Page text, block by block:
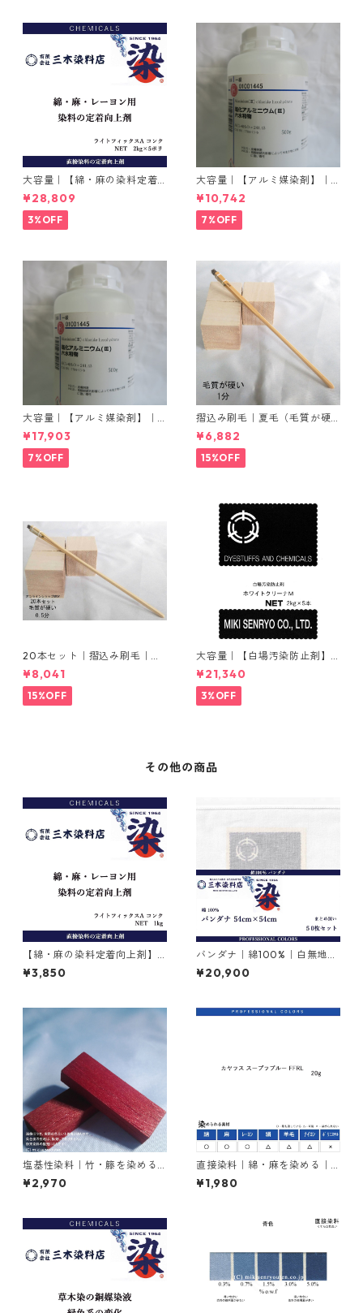
大容量｜【綿・麻の染料定着
向上剤】｜2kg×5本｜ライト
フィックスAコンク
¥28,809
3%OFF
大容量｜【アルミ媒染剤】｜5
00g−3本入り｜塩化アルミニ
ウム
¥10,742
7%OFF
大容量｜【アルミ媒染剤】｜5
00g−5本入り｜塩化アルミニ
ウム
¥17,903
7%OFF
摺込み刷毛｜夏毛（毛質が硬
い）1分｜16本入り＊1セット
¥6,882
15%OFF
20本セット｜摺込み刷毛｜夏
毛（毛質が硬い）0.5分
¥8,041
15%OFF
大容量｜【白場汚染防止剤】
｜2kg×5本｜ホワイトクリー
ナＭ
¥21,340
3%OFF
その他の商品
【綿・麻の染料定着向上剤】
｜1kg｜ライトフィックスAコ
ンク
¥3,850
バンダナ｜綿100%｜白無地｜
54cm×54cm｜50枚×1セット
¥20,900
塩基性染料｜竹・籐を染める
｜100g｜M.Bビスマークブロ
ンＢ（茶色）
¥2,970
直接染料｜綿・麻を染める｜2
0g｜カヤラス スープラブルー
FFRL（青色）
¥1,980